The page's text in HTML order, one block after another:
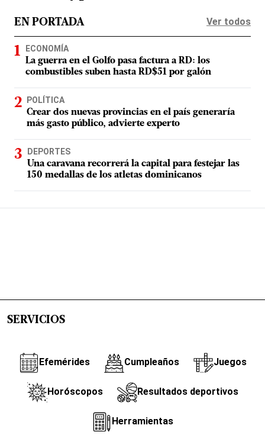
EN PORTADA Ver todos
ECONOMÍA
La guerra en el Golfo pasa factura a RD: los
combustibles suben hasta RD$51 por galón
POLÍTICA
Crear dos nuevas provincias en el país generaría
más gasto público, advierte experto
DEPORTES
Una caravana recorrerá la capital para festejar las
150 medallas de los atletas dominicanos
SERVICIOS
Efemérides Cumpleaños Juegos
Horóscopos Resultados deportivos
Herramientas